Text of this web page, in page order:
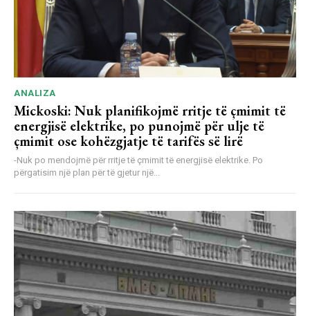
ANALIZA
Mickoski: Nuk planifikojmë rritje të çmimit të
energjisë elektrike, po punojmë për ulje të
çmimit ose kohëzgjatje të tarifës së lirë
-Nuk po mendojmë për rritje të çmimit të energjisë elektrike. Po
përgatisim një plan për të gjetur një...